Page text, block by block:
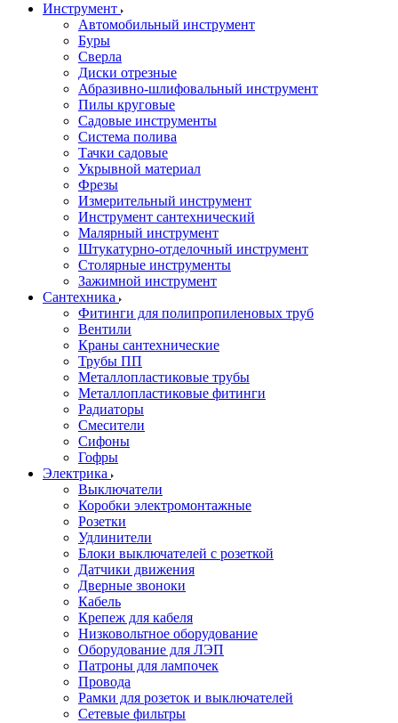
Инструмент
Автомобильный инструмент
Буры
Сверла
Диски отрезные
Абразивно-шлифовальный инструмент
Пилы круговые
Садовые инструменты
Система полива
Тачки садовые
Укрывной материал
Фрезы
Измерительный инструмент
Инструмент сантехнический
Малярный инструмент
Штукатурно-отделочный инструмент
Cтолярные инструменты
Зажимной инструмент
Сантехника
Фитинги для полипропиленовых труб
Вентили
Краны сантехнические
Трубы ПП
Металлопластиковые трубы
Металлопластиковые фитинги
Радиаторы
Смесители
Сифоны
Гофры
Электрика
Выключатели
Коробки электромонтажные
Розетки
Удлинители
Блоки выключателей с розеткой
Датчики движения
Дверные звоноки
Кабель
Крепеж для кабеля
Низковольтное оборудование
Оборудование для ЛЭП
Патроны для лампочек
Провода
Рамки для розеток и выключателей
Сетевые фильтры